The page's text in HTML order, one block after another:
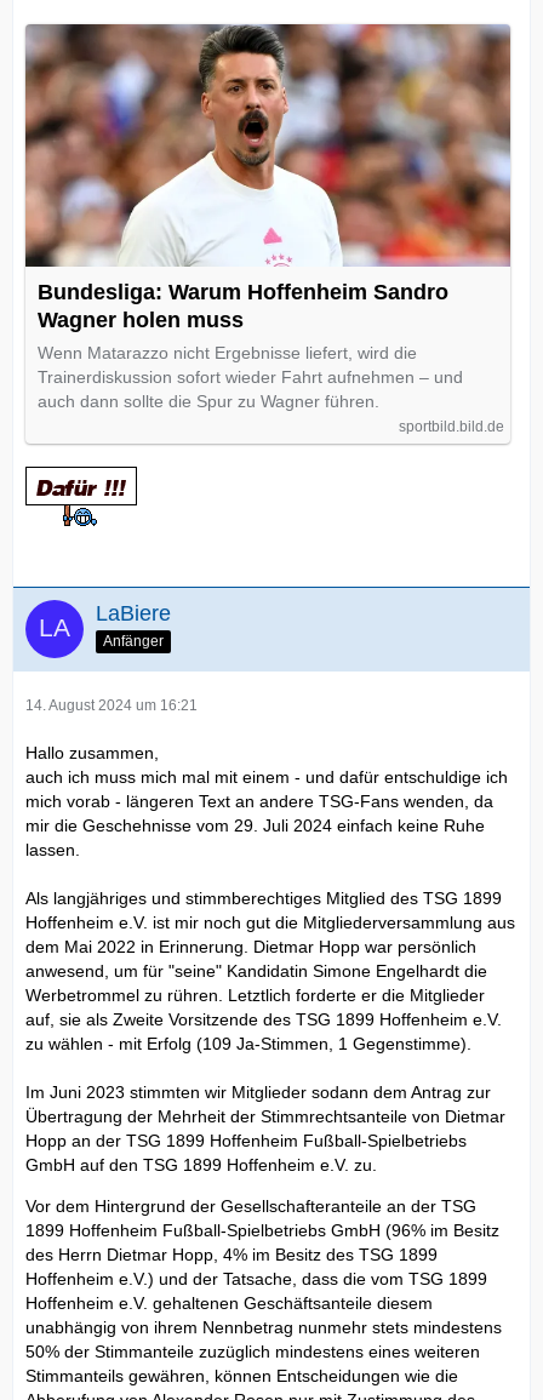
Bundesliga: Warum Hoffenheim Sandro
Wagner holen muss
Wenn Matarazzo nicht Ergebnisse liefert, wird die
Trainerdiskussion sofort wieder Fahrt aufnehmen – und
auch dann sollte die Spur zu Wagner führen.
sportbild.bild.de
LaBiere
Anfänger
14. August 2024 um 16:21
Hallo zusammen,
auch ich muss mich mal mit einem - und dafür entschuldige ich
mich vorab - längeren Text an andere TSG-Fans wenden, da
mir die Geschehnisse vom 29. Juli 2024 einfach keine Ruhe
lassen.
Als langjähriges und stimmberechtiges Mitglied des TSG 1899
Hoffenheim e.V. ist mir noch gut die Mitgliederversammlung aus
dem Mai 2022 in Erinnerung. Dietmar Hopp war persönlich
anwesend, um für "seine" Kandidatin Simone Engelhardt die
Werbetrommel zu rühren. Letztlich forderte er die Mitglieder
auf, sie als Zweite Vorsitzende des TSG 1899 Hoffenheim e.V.
zu wählen - mit Erfolg (109 Ja-Stimmen, 1 Gegenstimme).
Im Juni 2023 stimmten wir Mitglieder sodann dem Antrag zur
Übertragung der Mehrheit der Stimmrechtsanteile von Dietmar
Hopp an der TSG 1899 Hoffenheim Fußball-Spielbetriebs
GmbH auf den TSG 1899 Hoffenheim e.V. zu.
Vor dem Hintergrund der Gesellschafteranteile an der TSG
1899 Hoffenheim Fußball-Spielbetriebs GmbH (96% im Besitz
des Herrn Dietmar Hopp, 4% im Besitz des TSG 1899
Hoffenheim e.V.) und der Tatsache, dass die vom TSG 1899
Hoffenheim e.V. gehaltenen Geschäftsanteile diesem
unabhängig von ihrem Nennbetrag nunmehr stets mindestens
50% der Stimmanteile zuzüglich mindestens eines weiteren
Stimmanteils gewähren, können Entscheidungen wie die